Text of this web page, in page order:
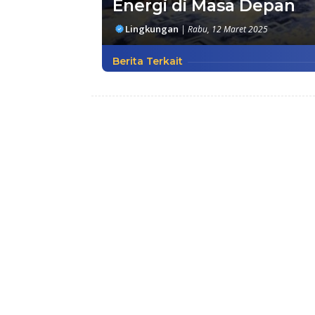
Energi di Masa Depan
Lingkungan | Rabu, 12 Maret 2025
Berita Terkait